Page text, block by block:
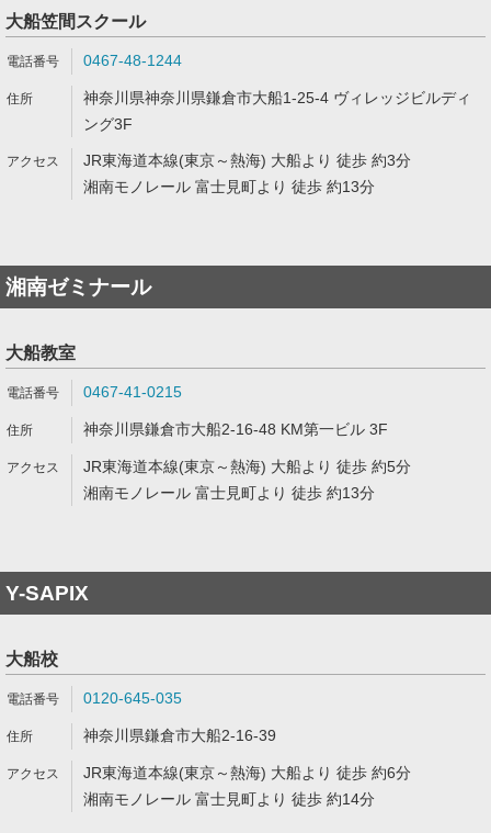
大船笠間スクール
0467-48-1244
神奈川県神奈川県鎌倉市大船1-25-4 ヴィレッジビルディ
ング3F
JR東海道本線(東京～熱海) 大船より 徒歩 約3分
湘南モノレール 富士見町より 徒歩 約13分
湘南ゼミナール
大船教室
0467-41-0215
神奈川県鎌倉市大船2-16-48 KM第一ビル 3F
JR東海道本線(東京～熱海) 大船より 徒歩 約5分
湘南モノレール 富士見町より 徒歩 約13分
Y-SAPIX
大船校
0120-645-035
神奈川県鎌倉市大船2-16-39
JR東海道本線(東京～熱海) 大船より 徒歩 約6分
湘南モノレール 富士見町より 徒歩 約14分